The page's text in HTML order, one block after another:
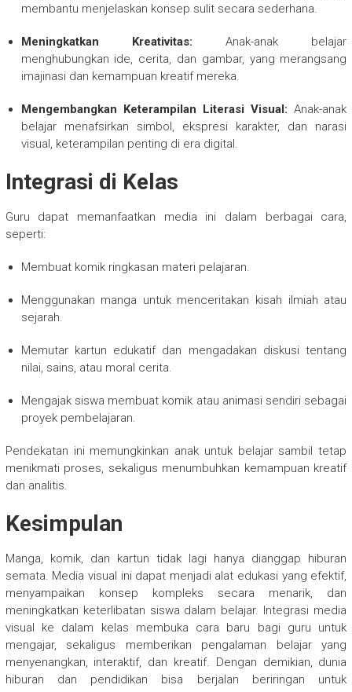
membantu menjelaskan konsep sulit secara sederhana.
Meningkatkan Kreativitas: Anak-anak belajar
menghubungkan ide, cerita, dan gambar, yang merangsang
imajinasi dan kemampuan kreatif mereka.
Mengembangkan Keterampilan Literasi Visual: Anak-anak
belajar menafsirkan simbol, ekspresi karakter, dan narasi
visual, keterampilan penting di era digital.
Integrasi di Kelas
Guru dapat memanfaatkan media ini dalam berbagai cara,
seperti:
Membuat komik ringkasan materi pelajaran.
Menggunakan manga untuk menceritakan kisah ilmiah atau
sejarah.
Memutar kartun edukatif dan mengadakan diskusi tentang
nilai, sains, atau moral cerita.
Mengajak siswa membuat komik atau animasi sendiri sebagai
proyek pembelajaran.
Pendekatan ini memungkinkan anak untuk belajar sambil tetap
menikmati proses, sekaligus menumbuhkan kemampuan kreatif
dan analitis.
Kesimpulan
Manga, komik, dan kartun tidak lagi hanya dianggap hiburan
semata. Media visual ini dapat menjadi alat edukasi yang efektif,
menyampaikan konsep kompleks secara menarik, dan
meningkatkan keterlibatan siswa dalam belajar. Integrasi media
visual ke dalam kelas membuka cara baru bagi guru untuk
mengajar, sekaligus memberikan pengalaman belajar yang
menyenangkan, interaktif, dan kreatif. Dengan demikian, dunia
hiburan dan pendidikan bisa berjalan beriringan untuk